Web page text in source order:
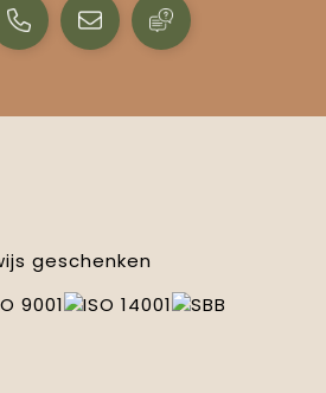
geschenken